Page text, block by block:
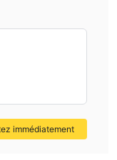
immédiatement